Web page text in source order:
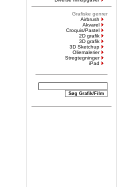
Grafiske genrer
Airbrush
Akvarel
Croquis/Pastel
2D grafik
3D grafik
3D Sketchup
Oliemalerier
Stregtegninger
iPad